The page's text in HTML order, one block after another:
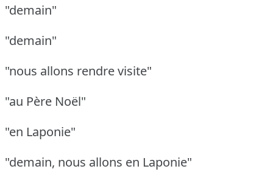
"demain"
"demain"
"nous allons rendre visite"
"au Père Noël"
"en Laponie"
"demain, nous allons en Laponie"